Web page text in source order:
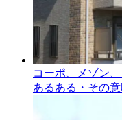
コーポ、メゾン
あるある・その意